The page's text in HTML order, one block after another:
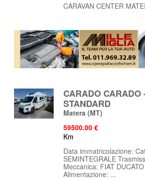
CARAVAN CENTER
CARADO CARADO
STANDARD
Matera (MT)
59500.00 €
Km
Data immatricolazione:
SEMINTEGRALE
Meccanica: FIAT
Alimentazione: ...